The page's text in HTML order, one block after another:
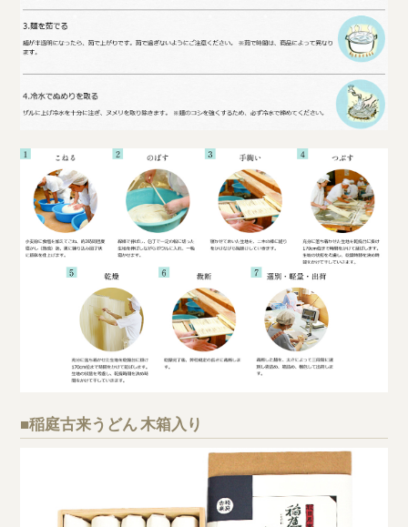
■稲庭古来うどん 木箱入り